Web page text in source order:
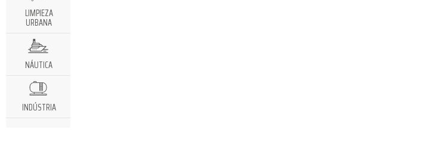
LIMPIEZA
URBANA
NÁUTICA
INDÚSTRIA